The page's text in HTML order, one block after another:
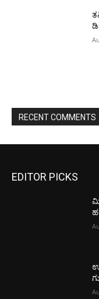
RECENT COMMENTS
EDITOR PICKS